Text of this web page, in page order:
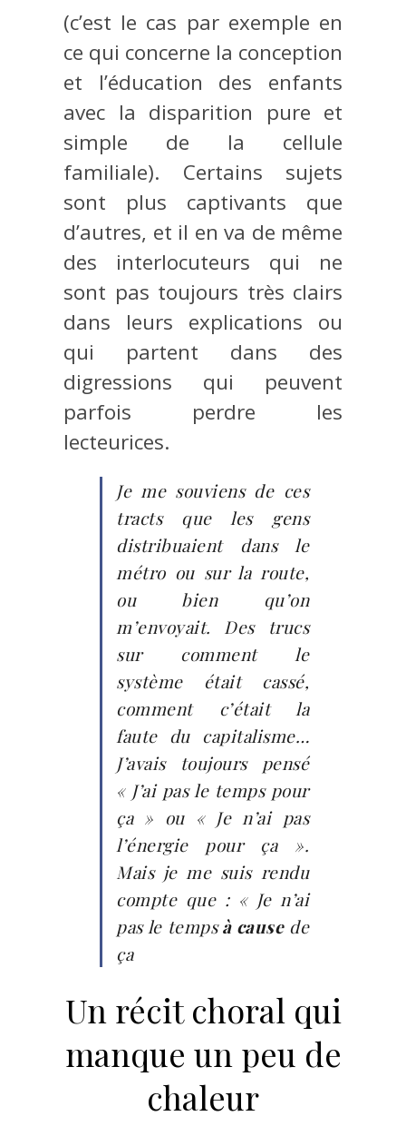
(c’est le cas par exemple en
ce qui concerne la conception
et l’éducation des enfants
avec la disparition pure et
simple de la cellule
familiale). Certains sujets
sont plus captivants que
d’autres, et il en va de même
des interlocuteurs qui ne
sont pas toujours très clairs
dans leurs explications ou
qui partent dans des
digressions qui peuvent
parfois perdre les
lecteurices.
Je me souviens de ces
tracts que les gens
distribuaient dans le
métro ou sur la route,
ou bien qu’on
m’envoyait. Des trucs
sur comment le
système était cassé,
comment c’était la
faute du capitalisme…
J’avais toujours pensé
« J’ai pas le temps pour
ça » ou « Je n’ai pas
l’énergie pour ça ».
Mais je me suis rendu
compte que : « Je n’ai
pas le tempsà causede
ça
Un récit choral qui
manque un peu de
chaleur